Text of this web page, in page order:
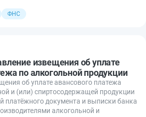
ФНС
извещения об уплате
по алкогольной продукции
об уплате авансового платежа
и (или) спиртосодержащей продукции
платёжного документа и выписки банка
алкогольной и